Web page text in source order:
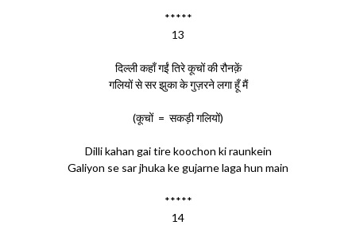
*****
13
दिल्ली कहाँ गईं तिरे कूचों की रौनक़ें
गलियों से सर झुका के गुज़रने लगा हूँ मैं
(कूचों = सकड़ी गलियों)
Dilli kahan gai tire koochon ki raunkein
Galiyon se sar jhuka ke gujarne laga hun main
*****
14